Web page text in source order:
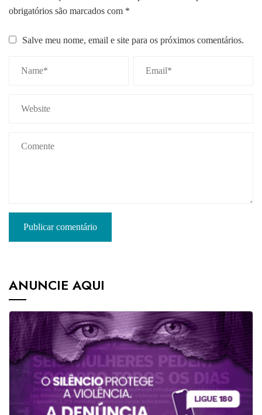
obrigatórios são marcados com *
Salve meu nome, email e site para os próximos comentários.
ANUNCIE AQUI